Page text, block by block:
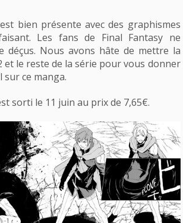
bien présente avec des graphismes
Les fans de Final Fantasy ne
déçus. Nous avons hâte de mettre la
et le reste de la série pour vous donner
ce manga.
sorti le 11 juin au prix de 7,65€.